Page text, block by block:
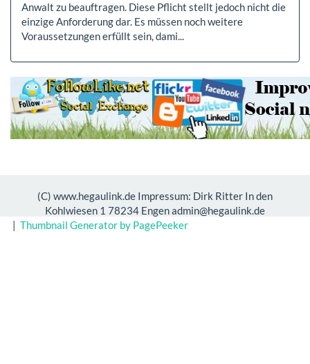
Anwalt zu beauftragen. Diese Pflicht stellt jedoch nicht die
einzige Anforderung dar. Es müssen noch weitere
Voraussetzungen erfüllt sein, dami...
(C) www.hegaulink.de Impressum: Dirk Ritter In den
Kohlwiesen 1 78234 Engen admin@hegaulink.de
| Thumbnail Generator by PagePeeker